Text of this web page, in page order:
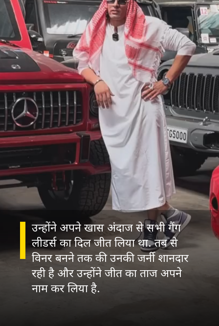
उन्होंने अपने खास अंदाज से सभी गैंग
लीडर्स का दिल जीत लिया था. तब से
विनर बनने तक की उनकी जर्नी शानदार
रही है और उन्होंने जीत का ताज अपने
नाम कर लिया है.